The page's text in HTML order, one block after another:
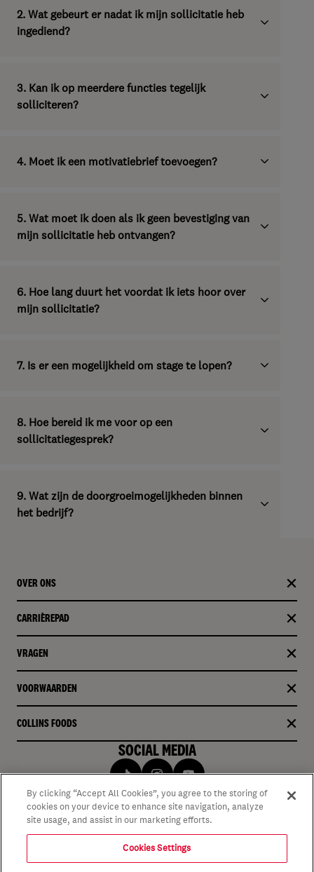
2. Wat gebeurt er nadat ik mijn sollicitatie heb
ingediend?
3. Kan ik op meerdere functies tegelijk
solliciteren?
4. Moet ik een motivatiebrief toevoegen?
5. Wat moet ik doen als ik geen bevestiging van
mijn sollicitatie heb ontvangen?
6. Hoe lang duurt het voordat ik iets hoor over
mijn sollicitatie?
7. Is er een mogelijkheid om stage te lopen?
8. Hoe bereid ik me voor op een
sollicitatiegesprek?
9. Wat zijn de doorgroeimogelijkheden binnen
het bedrijf?
OVER ONS
CARRIÈREPAD
VRAGEN
VOORWAARDEN
COLLINS FOODS
SOCIAL MEDIA
By clicking “Accept All Cookies”, you agree to the storing of
cookies on your device to enhance site navigation, analyze
site usage, and assist in our marketing efforts.
Cookies Settings